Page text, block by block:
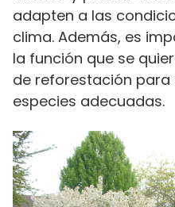
adapten a las
clima. Además, es
la función que se
de reforestación para
especies adecuadas.